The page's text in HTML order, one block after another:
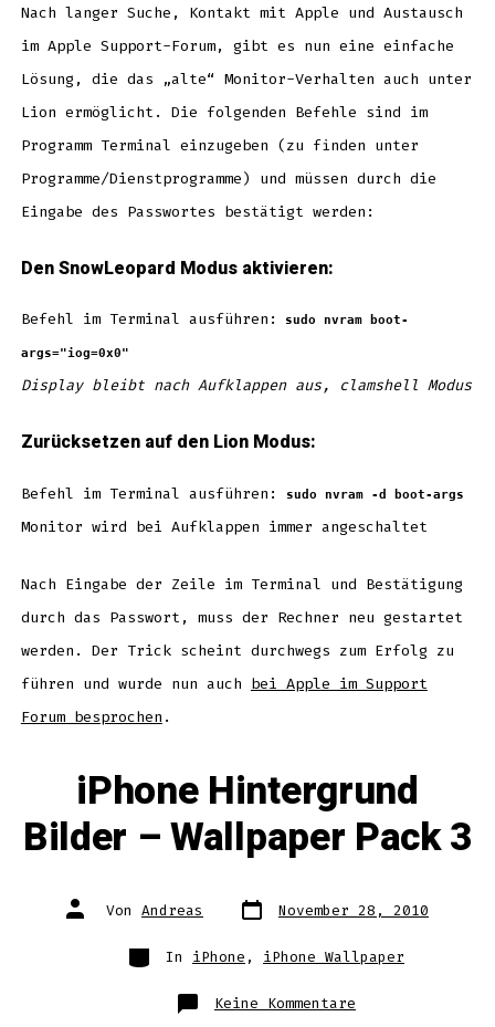
Nach langer Suche, Kontakt mit Apple und Austausch
im Apple Support-Forum, gibt es nun eine einfache
Lösung, die das „alte“ Monitor-Verhalten auch unter
Lion ermöglicht. Die folgenden Befehle sind im
Programm Terminal einzugeben (zu finden unter
Programme/Dienstprogramme) und müssen durch die
Eingabe des Passwortes bestätigt werden:
Den SnowLeopard Modus aktivieren:
Befehl im Terminal ausführen: sudo nvram boot-
args="iog=0x0"
Display bleibt nach Aufklappen aus, clamshell Modus
Zurücksetzen auf den Lion Modus:
Befehl im Terminal ausführen: sudo nvram -d boot-args
Monitor wird bei Aufklappen immer angeschaltet
Nach Eingabe der Zeile im Terminal und Bestätigung
durch das Passwort, muss der Rechner neu gestartet
werden. Der Trick scheint durchwegs zum Erfolg zu
führen und wurde nun auch bei Apple im Support
Forum besprochen .
iPhone Hintergrund
Bilder – Wallpaper Pack 3
Autor
des Von Andreas Datum
des
November 28, 2010
Kategorien
In iPhone , iPhone Wallpaper
Keine Kommentare
iPhone